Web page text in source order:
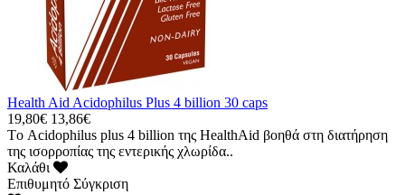
Health Aid Acidophilus Plus 4 billion 30 caps
19,80€ 13,86€
Tο Acidophilus plus 4 billion της HealthAid βοηθά στη διατήρηση
της ισορροπίας της εντερικής χλωρίδα..
Καλάθι
Επιθυμητό Σύγκριση